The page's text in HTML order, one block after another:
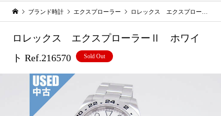
ブランド時計 エクスプローラー ロレックス エクスプローラーⅡ ホワイト Ref.216570
ロレックス エクスプローラーⅡ ホワイ
ト Ref.216570
Sold Out